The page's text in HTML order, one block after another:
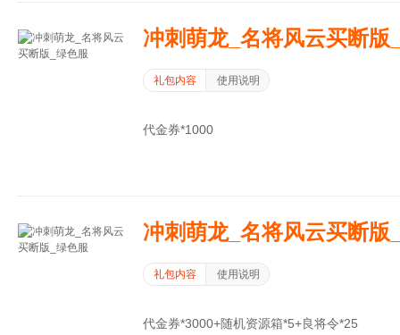
冲刺萌龙_名将风云买断版
礼包内容 使用说明
代金券*1000
冲刺萌龙_名将风云买断版
礼包内容 使用说明
代金券*3000+随机资源箱*5+良将令*25